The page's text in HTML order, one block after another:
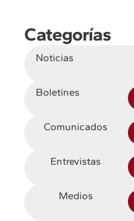
Categorías
Noticias
Boletines
Comunicados
Entrevistas
Medios